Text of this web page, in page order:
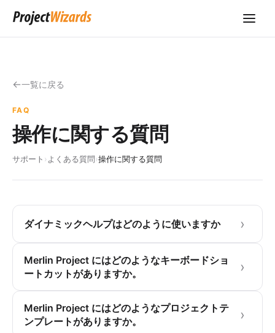
一覧に戻る
FAQ
操作に関する質問
サポート › よくある質問›操作に関する質問
ダイナミックヘルプはどのように使いますか
Merlin Project にはどのようなキーボードショ
ートカットがありますか。
Merlin Project にはどのようなプロジェクトテ
ンプレートがありますか。